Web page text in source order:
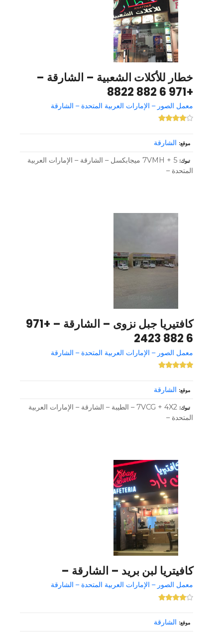
خطار للأكلات الشعبية – الشارقة –
+971 6 882 8822
معمل الصور – الإمارات العربية المتحدة – الشارقة
موقع الشارقة
تبوك
7VMH + 5 ميجابكسل – الشارقة – الإمارات العربية
المتحدة –
كافتيريا جبل نزوى – الشارقة – +971
6 882 2423
معمل الصور – الإمارات العربية المتحدة – الشارقة
موقع الشارقة
تبوك
7VCG + 4X2 – الطيبة – الشارقة – الإمارات العربية
المتحدة –
كافيتريا لبن بريد – الشارقة –
معمل الصور – الإمارات العربية المتحدة – الشارقة
موقع الشارقة